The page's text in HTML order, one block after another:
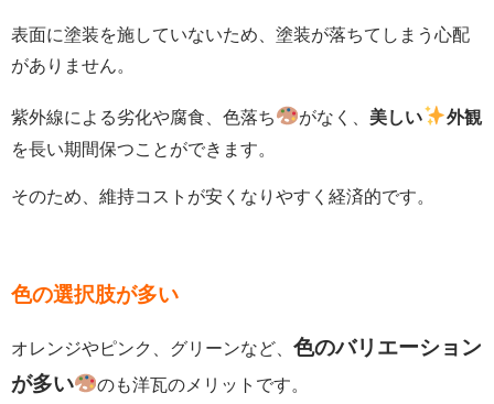
表面に塗装を施していないため、塗装が落ちてしまう心配
がありません。
紫外線による劣化や腐食、色落ち がなく、 美しい
外観
を長い期間保つことができます。
そのため、維持コストが安くなりやすく経済的です。
色の選択肢が多い
オレンジやピンク、グリーンなど、 色のバリエーション
が多い
のも洋瓦のメリットです。